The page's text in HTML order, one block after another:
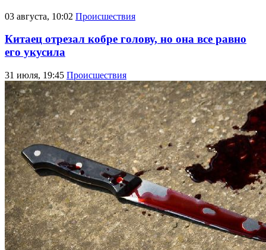
03 августа, 10:02 Происшествия
Китаец отрезал кобре голову, но она все равно
его укусила
31 июля, 19:45 Происшествия